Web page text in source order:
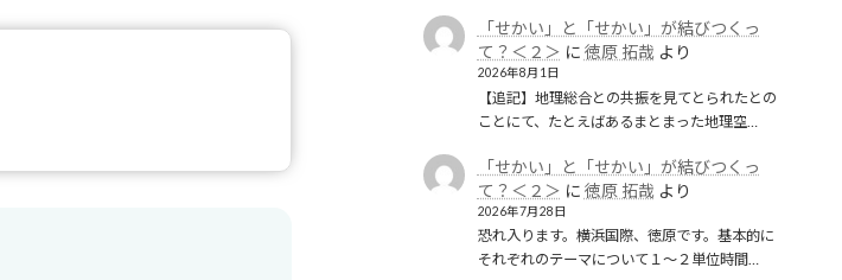
「せかい」と「せかい」が結びつくっ
て？＜２＞ に 徳原 拓哉 より
2026年8月1日
【追記】地理総合との共振を見てとられたとの
ことにて、たとえばあるまとまった地理空…
「せかい」と「せかい」が結びつくっ
て？＜２＞ に 徳原 拓哉 より
2026年7月28日
恐れ入ります。横浜国際、徳原です。基本的に
それぞれのテーマについて１〜２単位時間…